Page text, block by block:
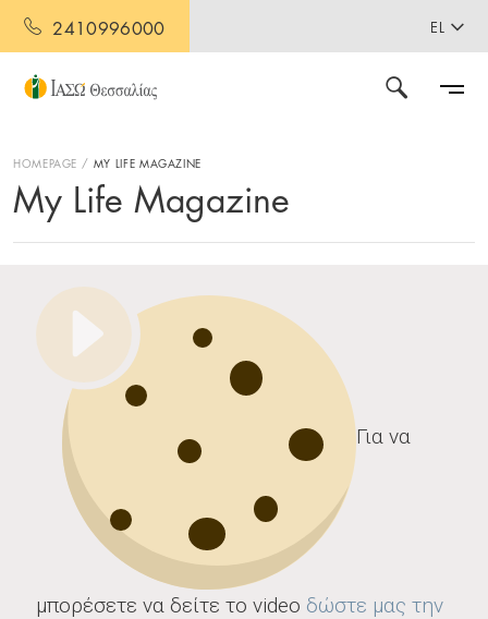
2410996000 EL
HOMEPAGE MY LIFE MAGAZINE
My Life Magazine
Για να
μπορέσετε να δείτε το video δώστε μας την